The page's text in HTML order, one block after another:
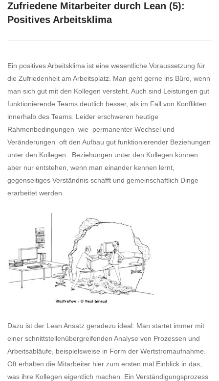
Zufriedene Mitarbeiter durch Lean (5):
Positives Arbeitsklima
Ein positives Arbeitsklima ist eine wesentliche Voraussetzung für
die Zufriedenheit am Arbeitsplatz. Man geht gerne ins Büro, wenn
man sich gut mit den Kollegen versteht. Auch sind Leistungen gut
funktionierende Teams deutlich besser, als im Fall von Konflikten
innerhalb des Teams. Leider erschweren heutige
Rahmenbedingungen wie permanenter Wechsel und
Veränderungen oft den Aufbau gut funktionierender Beziehungen
unter den Kollegen. Beziehungen unter den Kollegen können
aber nur entstehen, wenn man einander kennen lernt,
gegenseitiges Verständnis schafft und gemeinschaftlich Dinge
erarbeitet werden.
Dazu ist der Lean Ansatz geradezu ideal: Man startet immer mit
einer schnittstellenübergreifenden Analyse von Prozessen und
Arbeitsabläufe, beispielsweise in Form der Wertstromaufnahme.
Oft erhalten die Mitarbeiter hier zum ersten mal Einblick in das,
was ihre Kollegen eigentlich machen. Ein Verständigungsprozess